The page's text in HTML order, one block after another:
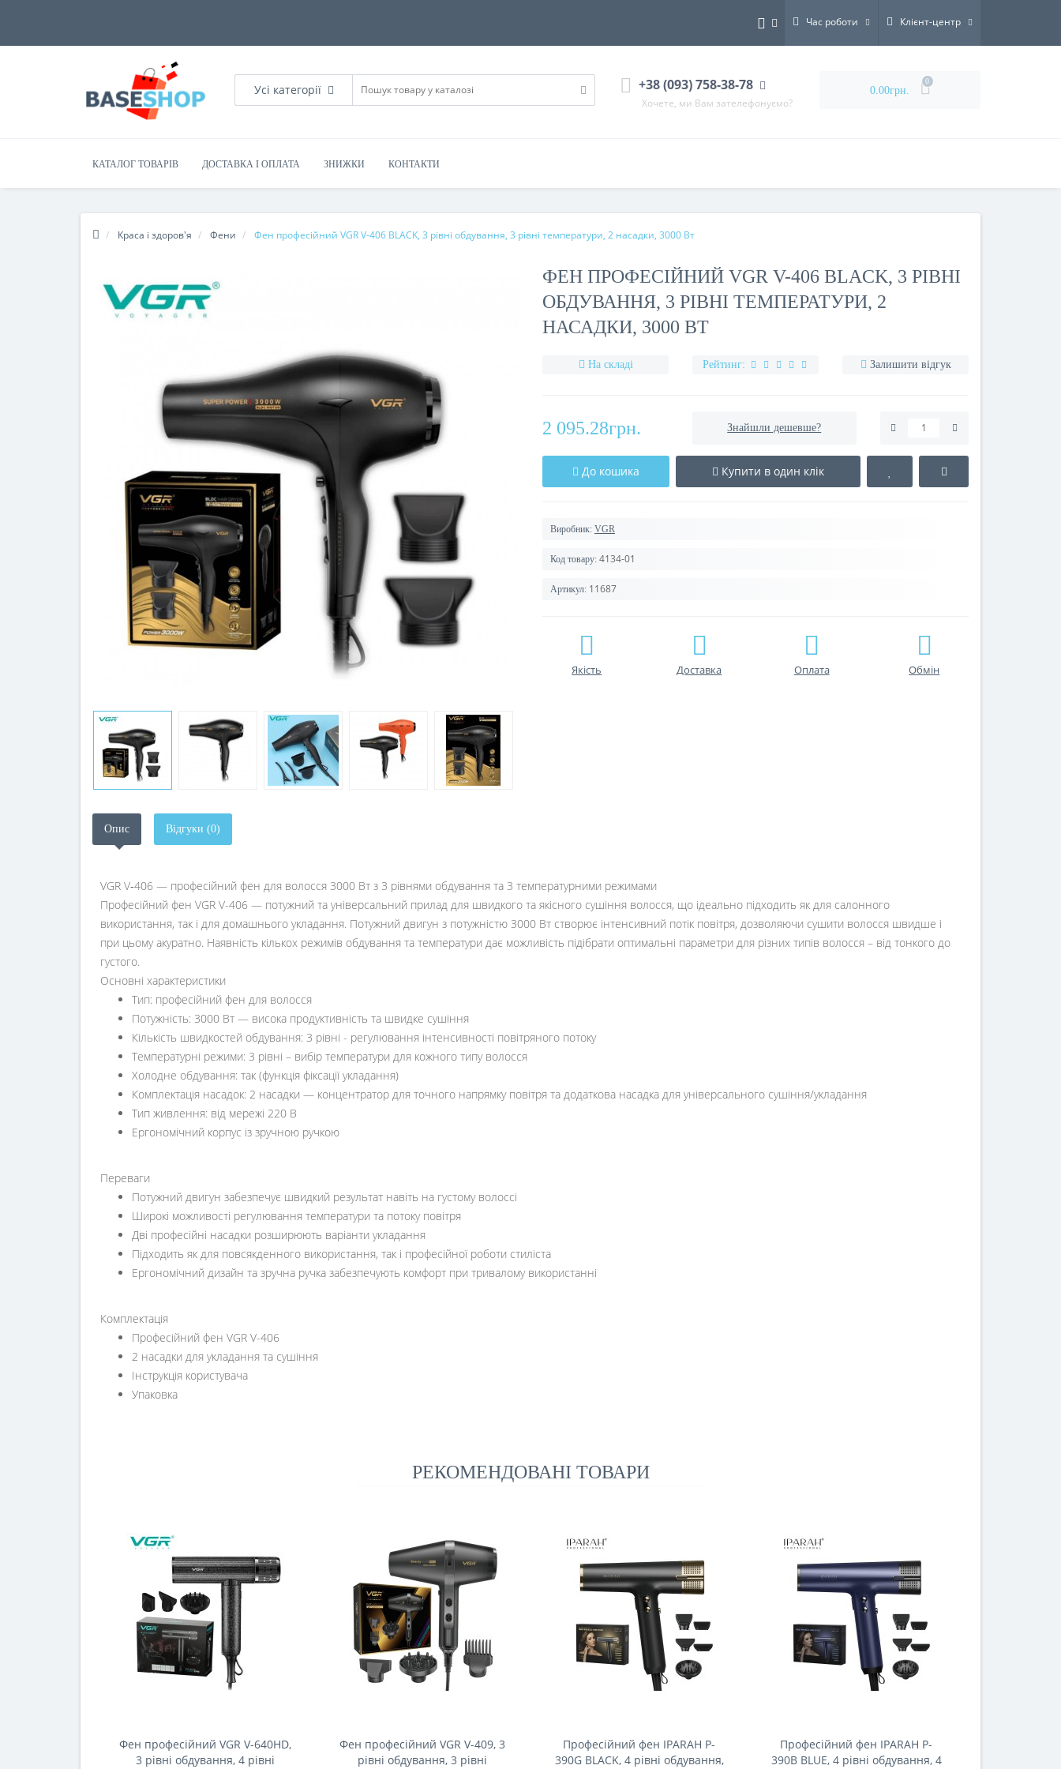
Час роботи Клієнт-центр
Усі категорії +38 (093) 758-38-78
Хочете, ми Вам зателефонуємо?
0.00грн.
0
КАТАЛОГ ТОВАРІВ ДОСТАВКА І ОПЛАТА ЗНИЖКИ КОНТАКТИ
Краса і здоров'я Фени Фен професійний VGR V-406 BLACK, 3 рівні обдування, 3 рівні температури, 2 насадки, 3000 Вт
ФЕН ПРОФЕСІЙНИЙ VGR V-406 BLACK, 3 РІВНІ
ОБДУВАННЯ, 3 РІВНІ ТЕМПЕРАТУРИ, 2
НАСАДКИ, 3000 ВТ
На складі Рейтинг: Залишити відгук
2 095.28грн. Знайшли дешевше?
До кошика Купити в один клік
Виробник: VGR
Код товару: 4134-01
Артикул: 11687
Якість Доставка Оплата Обмін
Опис Відгуки (0)
VGR V‑406 — професійний фен для волосся 3000 Вт з 3 рівнями обдування та 3 температурними режимами
Професійний фен VGR V-406 — потужний та універсальний прилад для швидкого та якісного сушіння волосся, що ідеально підходить як для салонного
використання, так і для домашнього укладання. Потужний двигун з потужністю 3000 Вт створює інтенсивний потік повітря, дозволяючи сушити волосся швидше і
при цьому акуратно. Наявність кількох режимів обдування та температури дає можливість підібрати оптимальні параметри для різних типів волосся – від тонкого до
густого.
Основні характеристики
Тип: професійний фен для волосся
Потужність: 3000 Вт — висока продуктивність та швидке сушіння
Кількість швидкостей обдування: 3 рівні - регулювання інтенсивності повітряного потоку
Температурні режими: 3 рівні – вибір температури для кожного типу волосся
Холодне обдування: так (функція фіксації укладання)
Комплектація насадок: 2 насадки — концентратор для точного напрямку повітря та додаткова насадка для універсального сушіння/укладання
Тип живлення: від мережі 220 В
Ергономічний корпус із зручною ручкою
Переваги
Потужний двигун забезпечує швидкий результат навіть на густому волоссі
Широкі можливості регулювання температури та потоку повітря
Дві професійні насадки розширюють варіанти укладання
Підходить як для повсякденного використання, так і професійної роботи стиліста
Ергономічний дизайн та зручна ручка забезпечують комфорт при тривалому використанні
Комплектація
Професійний фен VGR V-406
2 насадки для укладання та сушіння
Інструкція користувача
Упаковка
РЕКОМЕНДОВАНІ ТОВАРИ
Фен професійний VGR V-640HD,
3 рівні обдування, 4 рівні
Фен професійний VGR V-409, 3
рівні обдування, 3 рівні
Професійний фен IPARAH P-
390G BLACK, 4 рівні обдування,
Професійний фен IPARAH P-
390B BLUE, 4 рівні обдування, 4